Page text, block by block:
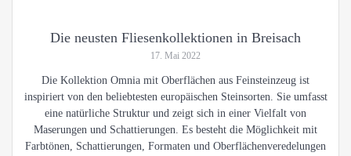
Die neusten Fliesenkollektionen in Breisach
17. Mai 2022
Die Kollektion Omnia mit Oberflächen aus Feinsteinzeug ist
inspiriert von den beliebtesten europäischen Steinsorten. Sie umfasst
eine natürliche Struktur und zeigt sich in einer Vielfalt von
Maserungen und Schattierungen. Es besteht die Möglichkeit mit
Farbtönen, Schattierungen, Formaten und Oberflächenveredelungen